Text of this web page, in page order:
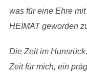
was für eine Ehre
HEIMAT geworden
Die Zeit im
Zeit für mich, ein